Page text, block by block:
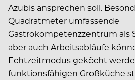
Azubis ansprechen soll.
Quadratmeter umfassende
Gastrokompetenzzentrum als
aber auch Arbeitsabläufe
Echtzeitmodus geköcht
funktionsfähigen Großküche